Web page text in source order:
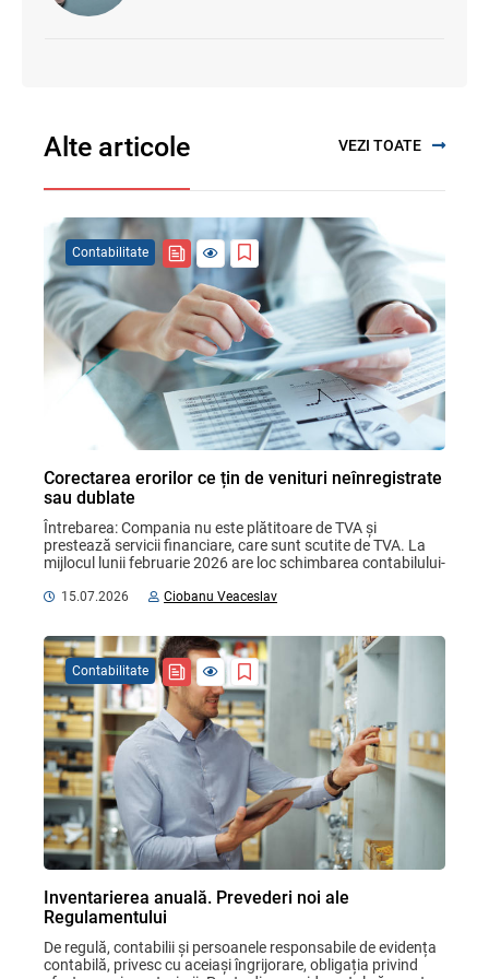
Alte articole VEZI TOATE
Corectarea erorilor ce țin de venituri neînregistrate
sau dublate
Întrebarea: Compania nu este plătitoare de TVA și
prestează servicii financiare, care sunt scutite de TVA. La
mijlocul lunii februarie 2026 are loc schimbarea contabilului-
15.07.2026 Ciobanu Veaceslav
Contabilitate
Inventarierea anuală. Prevederi noi ale
Regulamentului
De regulă, contabilii și persoanele responsabile de evidența
contabilă, privesc cu aceiași îngrijorare, obligația privind
Contabilitate